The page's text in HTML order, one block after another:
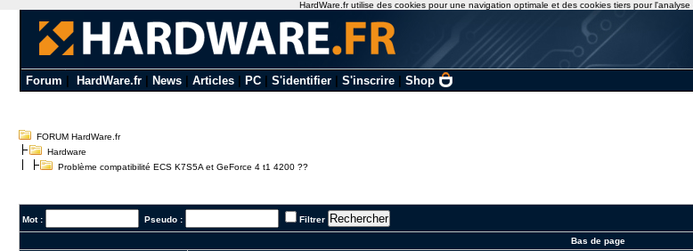
Forum HardWare.fr| News| Articles| PC| S'identifier| S'inscrire| Shop
FORUM HardWare.fr
Hardware
Problème compatibilité ECS K7S5A et GeForce 4 t1 4200 ??
Mot : Pseudo : Filtrer
Bas de page
HardWare.fr utilise des cookies pour une navigation optimale et des cookies tiers pour